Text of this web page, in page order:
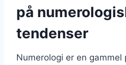
på
tendenser
Numerologi er en